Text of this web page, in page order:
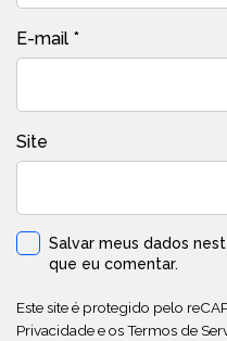
E-mail *
Site
Salvar meus dados
que eu comentar.
Este site é protegido pelo
Privacidadee osTermos de